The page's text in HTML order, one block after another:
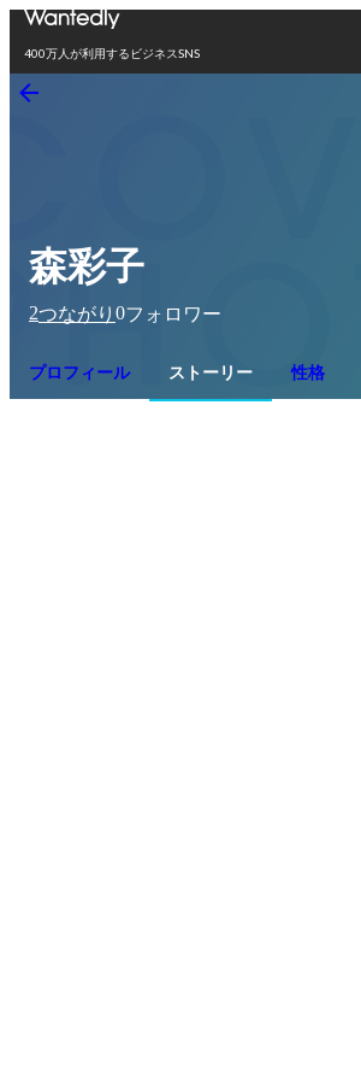
400万人が利用するビジネスSNS
森彩子
2つながり 0フォロワー
プロフィール ストーリー 性格